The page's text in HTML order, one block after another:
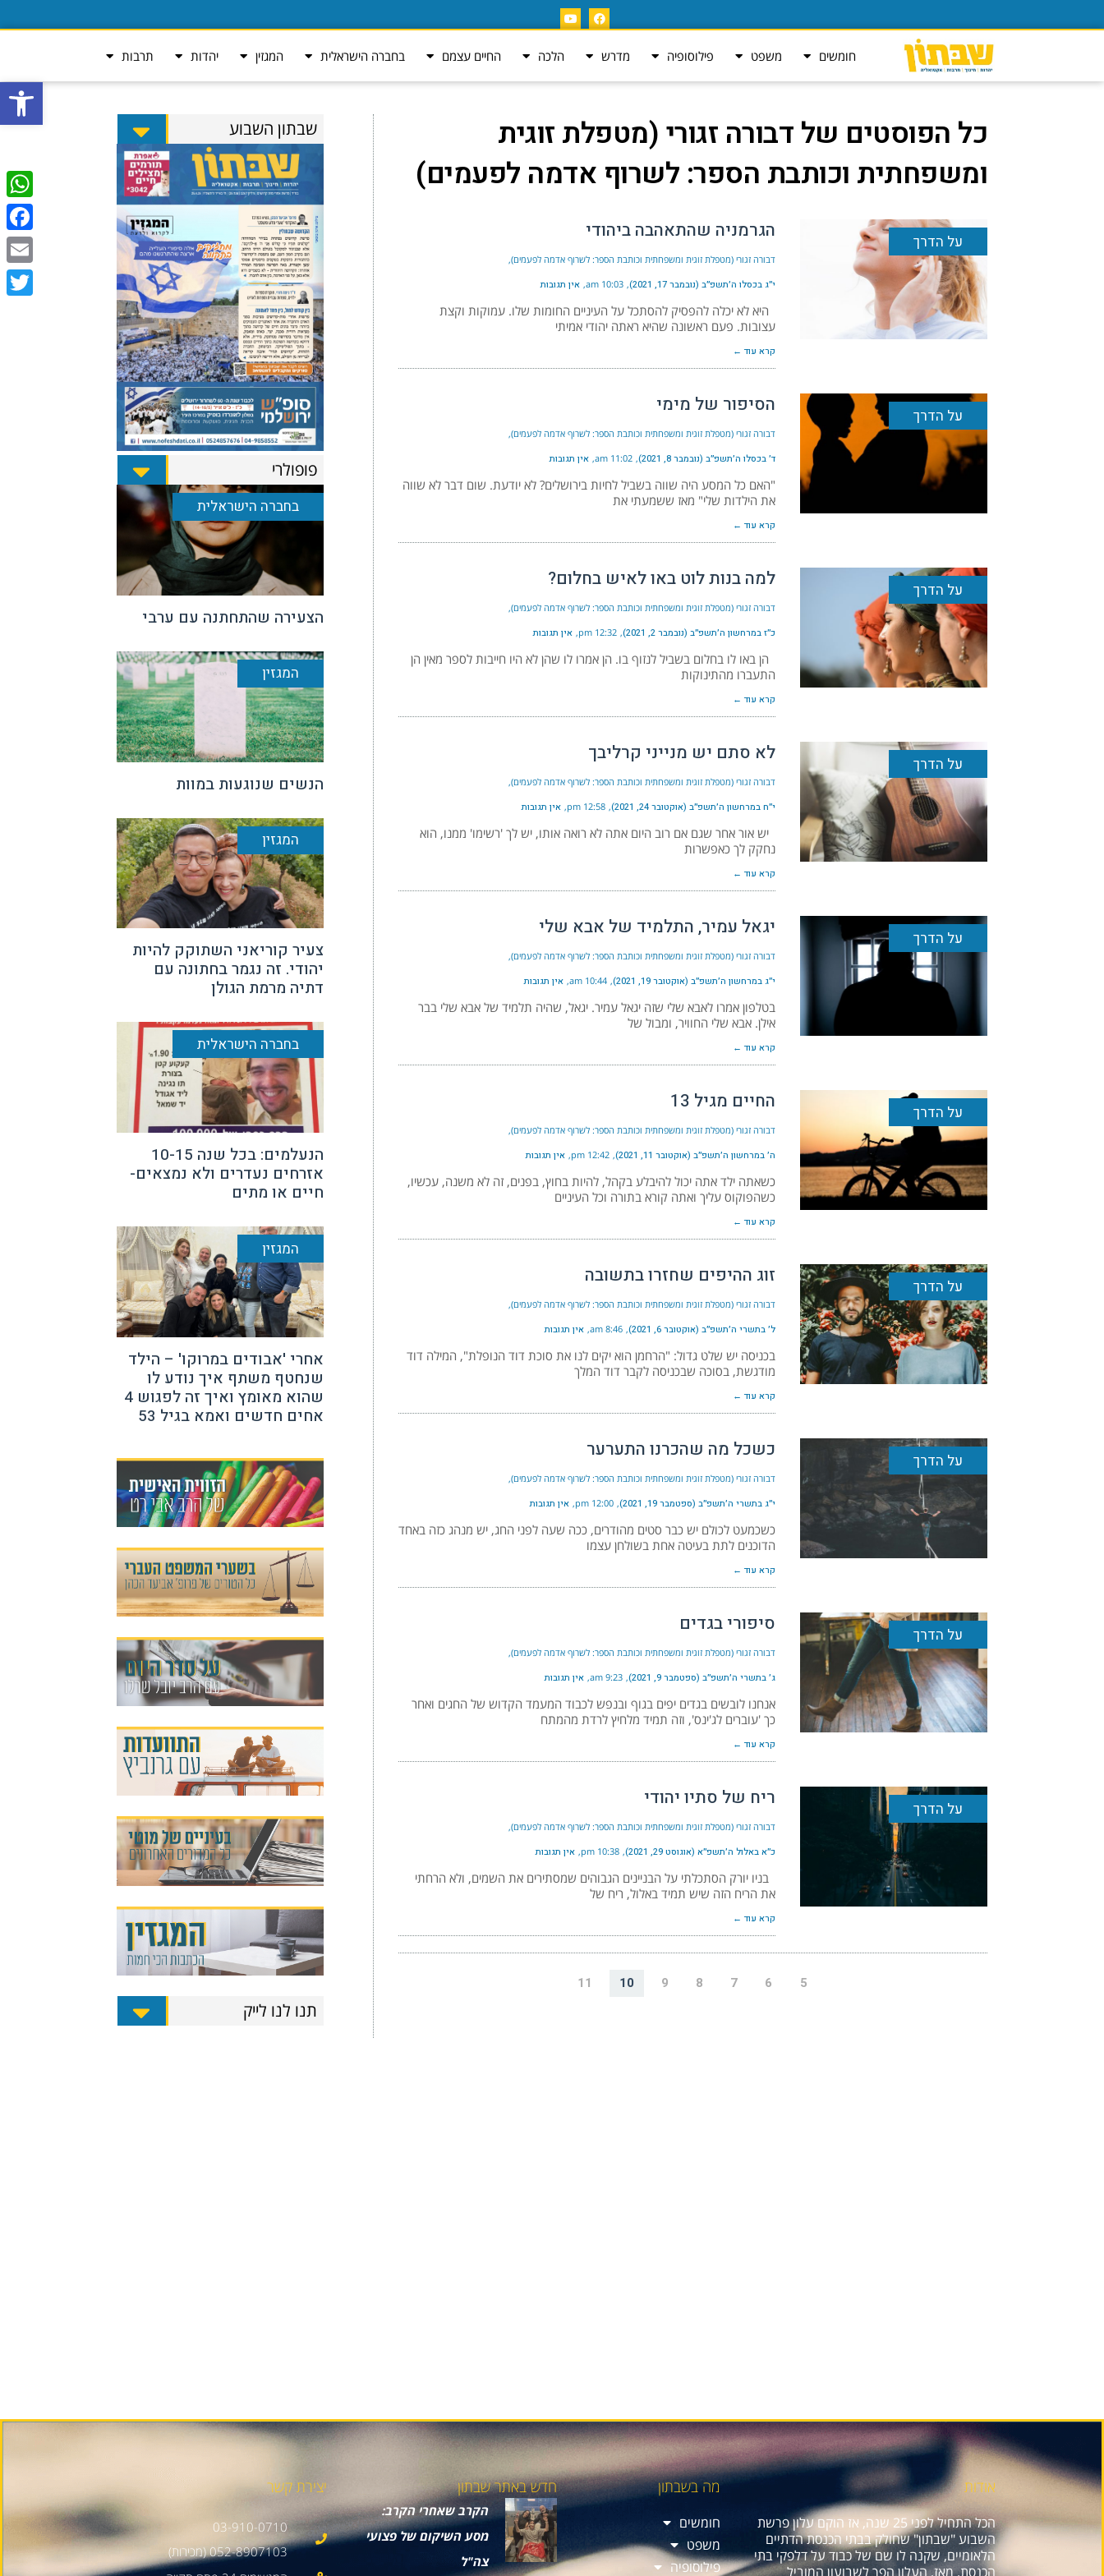
פתח
חומשים משפט פילוסופיה מדרש הלכה החיים עצמם בחברה הישראלית המגזין יהדות תרבות
כל הפוסטים שלדבורה זגורי (מטפלת זוגית
ומשפחתית וכותבת הספר: לשרוף אדמה לפעמים)
על הדרך הגרמניה שהתאהבה ביהודי
דבורה זגורי (מטפלת זוגית ומשפחתית וכותבת הספר: לשרוף אדמה לפעמים)
י״ג בכסלו ה׳תשפ״ב (נובמבר 17, 2021) 10:03 am אין תגובות
היא לא יכלה להפסיק להסתכל על העיניים החומות שלו. עמוקות וקצת
עצובות. פעם ראשונה שהיא ראתה יהודי אמיתי
קרא עוד ←
על הדרך הסיפור של מימי
דבורה זגורי (מטפלת זוגית ומשפחתית וכותבת הספר: לשרוף אדמה לפעמים)
ד׳ בכסלו ה׳תשפ״ב (נובמבר 8, 2021) 11:02 am אין תגובות
"האם כל המסע היה שווה בשביל לחיות בירושלים? לא יודעת. שום דבר לא שווה
את הילדות שלי" מאז ששמעתי את
קרא עוד ←
על הדרך למה בנות לוט באו לאיש בחלום?
דבורה זגורי (מטפלת זוגית ומשפחתית וכותבת הספר: לשרוף אדמה לפעמים)
כ״ז במרחשון ה׳תשפ״ב (נובמבר 2, 2021) 12:32 pm אין תגובות
הן באו לו בחלום בשביל לנזוף בו. הן אמרו לו שהן לא היו חייבות לספר מאין הן
התעברו מהתינוקות
קרא עוד ←
על הדרך לא סתם יש מנייני קרליבך
דבורה זגורי (מטפלת זוגית ומשפחתית וכותבת הספר: לשרוף אדמה לפעמים)
י״ח במרחשון ה׳תשפ״ב (אוקטובר 24, 2021) 12:58 pm אין תגובות
יש אור אחר שגם אם רוב היום אתה לא רואה אותו, יש לך 'רשימו' ממנו, הוא
נחקק לך כאפשרות
קרא עוד ←
על הדרך יגאל עמיר, התלמיד של אבא שלי
דבורה זגורי (מטפלת זוגית ומשפחתית וכותבת הספר: לשרוף אדמה לפעמים)
י״ג במרחשון ה׳תשפ״ב (אוקטובר 19, 2021) 10:44 am אין תגובות
בטלפון אמרו לאבא שלי שזה יגאל עמיר. יגאל, שהיה תלמיד של אבא שלי בבר
אילן. אבא שלי החוויר, ומבול של
קרא עוד ←
על הדרך החיים מגיל 13
דבורה זגורי (מטפלת זוגית ומשפחתית וכותבת הספר: לשרוף אדמה לפעמים)
ה׳ במרחשון ה׳תשפ״ב (אוקטובר 11, 2021) 12:42 pm אין תגובות
כשאתה ילד אתה יכול להיבלע בקהל, להיות בחוץ, בפנים, זה לא משנה, עכשיו,
כשהפוקוס עליך ואתה קורא בתורה וכל העיניים
קרא עוד ←
על הדרך זוג ההיפים שחזרו בתשובה
דבורה זגורי (מטפלת זוגית ומשפחתית וכותבת הספר: לשרוף אדמה לפעמים)
ל׳ בתשרי ה׳תשפ״ב (אוקטובר 6, 2021) 8:46 am אין תגובות
בכניסה יש שלט גדול: "הרחמן הוא יקים לנו את סוכת דוד הנופלת", המילה דוד
מודגשת, בסוכה שבכניסה לקבר דוד המלך
קרא עוד ←
על הדרך כשכל מה שהכרנו התערער
דבורה זגורי (מטפלת זוגית ומשפחתית וכותבת הספר: לשרוף אדמה לפעמים)
י״ג בתשרי ה׳תשפ״ב (ספטמבר 19, 2021) 12:00 pm אין תגובות
כשכמעט לכולם יש כבר סטים מהודרים, ככה שעה לפני החג, יש מנהג כזה באחד
הדוכנים לתת בעיטה אחת בשולחן עצמו
קרא עוד ←
על הדרך סיפורי בגדים
דבורה זגורי (מטפלת זוגית ומשפחתית וכותבת הספר: לשרוף אדמה לפעמים)
ג׳ בתשרי ה׳תשפ״ב (ספטמבר 9, 2021) 9:23 am אין תגובות
אנחנו לובשים בגדים יפים בגוף ובנפש לכבוד המעמד הקדוש של החגים ואחר
כך 'עוברים לג'ינס', וזה תמיד מלחיץ לרדת מהמתח
קרא עוד ←
על הדרך ריח של סתיו יהודי
דבורה זגורי (מטפלת זוגית ומשפחתית וכותבת הספר: לשרוף אדמה לפעמים)
כ״א באלול ה׳תשפ״א (אוגוסט 29, 2021) 10:38 pm אין תגובות
בניו יורק הסתכלתי על הבניינים הגבוהים שמסתירים את השמים, ולא הרחתי
את הריח הזה שיש תמיד באלול, ריח של
קרא עוד ←
5
6
7
8
9
10
11
שבתון השבוע
פופולרי
בחברה הישראלית
הצעירה שהתחתנה עם ערבי
המגזין
הנשים שנוגעות במוות
המגזין
צעיר קוריאני השתוקק להיות
יהודי. זה נגמר בחתונה עם
דתיה מרמת הגולן
בחברה הישראלית
הנעלמים: בכל שנה 10-15
אזרחים נעדרים ולא נמצאים-
חיים או מתים
המגזין
אחרי 'אבודים במרוקו' – הילד
שנחטף משתף איך נודע לו
שהוא מאומץ ואיך זה לפגוש 4
אחים חדשים ואמא בגיל 53
תנו לנו לייק
אודות
הכל התחיל לפני 25 שנה, אז הוקם עלון פרשת
השבוע "שבתון" שחולק בבתי הכנסת הדתיים
הלאומיים, שקנה לו שם של כבוד על דלפקי בתי
הכנסת. מאז, העלון הפך לשבועון המוביל
מה בשבתון
חומשים
משפט
פילוסופיה
חדש באתר שבתון
הקרב שאחרי הקרב:
מסע השיקום של פצועי
צה"ל
יצירת קשר
03-910-0710
052-8907103 (מכירות)
Email